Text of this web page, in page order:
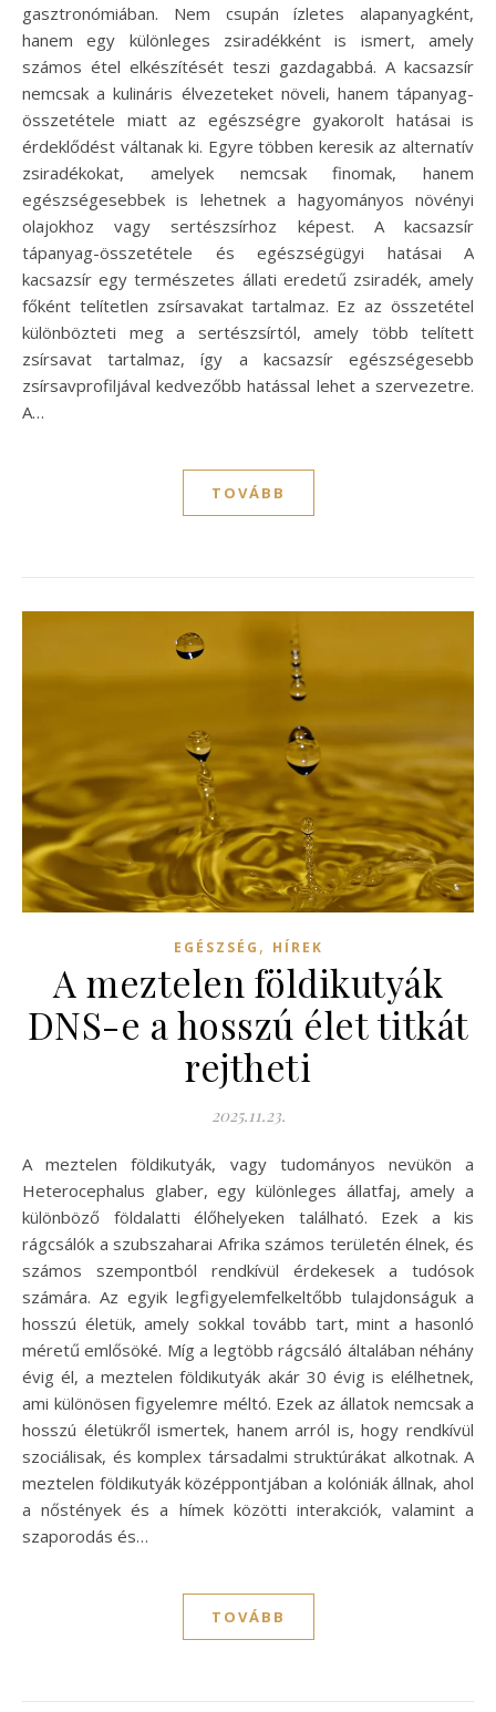
gasztronómiában. Nem csupán ízletes alapanyagként,
hanem egy különleges zsiradékként is ismert, amely
számos étel elkészítését teszi gazdagabbá. A kacsazsír
nemcsak a kulináris élvezeteket növeli, hanem tápanyag-
összetétele miatt az egészségre gyakorolt hatásai is
érdeklődést váltanak ki. Egyre többen keresik az alternatív
zsiradékokat, amelyek nemcsak finomak, hanem
egészségesebbek is lehetnek a hagyományos növényi
olajokhoz vagy sertészsírhoz képest. A kacsazsír
tápanyag-összetétele és egészségügyi hatásai A
kacsazsír egy természetes állati eredetű zsiradék, amely
főként telítetlen zsírsavakat tartalmaz. Ez az összetétel
különbözteti meg a sertészsírtól, amely több telített
zsírsavat tartalmaz, így a kacsazsír egészségesebb
zsírsavprofiljával kedvezőbb hatással lehet a szervezetre.
A…
TOVÁBB
EGÉSZSÉG , HÍREK
A meztelen földikutyák
DNS-e a hosszú élet titkát
rejtheti
2025.11.23.
A meztelen földikutyák, vagy tudományos nevükön a
Heterocephalus glaber, egy különleges állatfaj, amely a
különböző földalatti élőhelyeken található. Ezek a kis
rágcsálók a szubszaharai Afrika számos területén élnek, és
számos szempontból rendkívül érdekesek a tudósok
számára. Az egyik legfigyelemfelkeltőbb tulajdonságuk a
hosszú életük, amely sokkal tovább tart, mint a hasonló
méretű emlősöké. Míg a legtöbb rágcsáló általában néhány
évig él, a meztelen földikutyák akár 30 évig is elélhetnek,
ami különösen figyelemre méltó. Ezek az állatok nemcsak a
hosszú életükről ismertek, hanem arról is, hogy rendkívül
szociálisak, és komplex társadalmi struktúrákat alkotnak. A
meztelen földikutyák középpontjában a kolóniák állnak, ahol
a nőstények és a hímek közötti interakciók, valamint a
szaporodás és…
TOVÁBB